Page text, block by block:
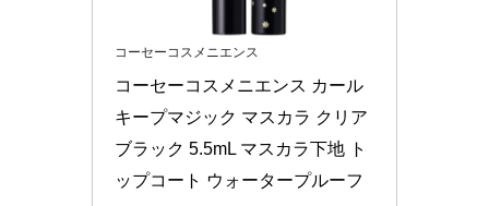
コーセーコスメニエンス
コーセーコスメニエンス カール
キープマジック マスカラ クリア
ブラック 5.5mL マスカラ下地 ト
ップコート ウォータープルーフ